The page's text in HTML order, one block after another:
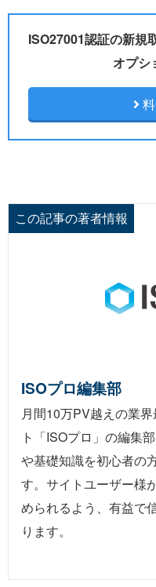
ISO27001認証の新規
オプシ
この記事の著者情報
ISOプロ編集部
月間10万PV越えの業
ト「ISOプロ」の編集
や基礎知識を初心者の
す。サイトユーザー様
められるよう、有益で
ります。